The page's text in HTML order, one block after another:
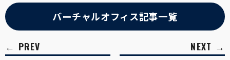
バーチャルオフィス記事一覧